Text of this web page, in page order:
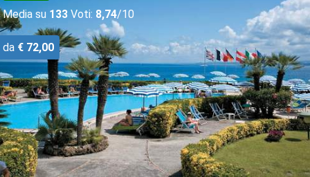
Media su 133 Voti: 8,74/10
da € 72,00